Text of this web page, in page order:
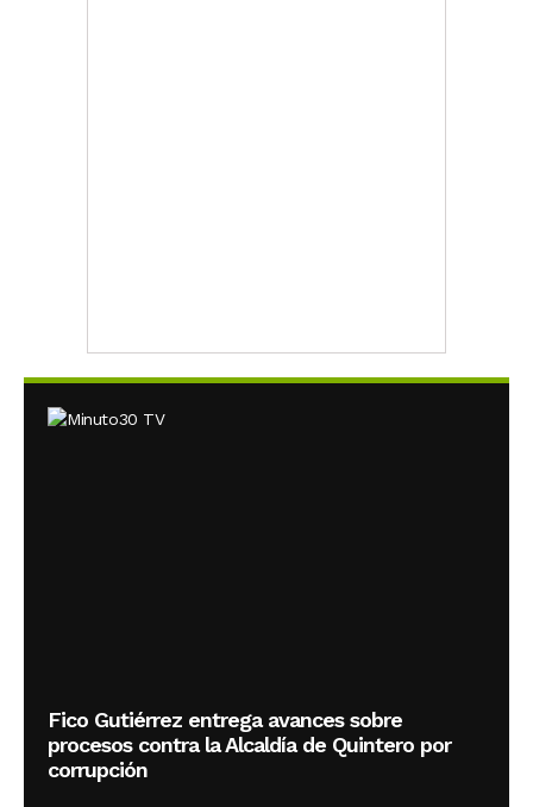
Fico Gutiérrez entrega avances sobre
procesos contra la Alcaldía de Quintero por
corrupción